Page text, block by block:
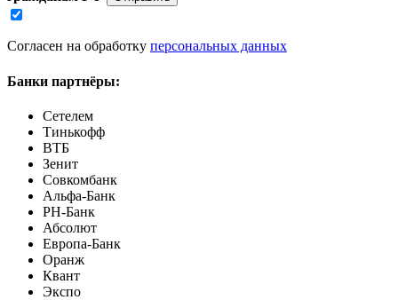
Согласен на обработку персональных данных
Банки партнёры:
Сетелем
Тинькофф
ВТБ
Зенит
Совкомбанк
Альфа-Банк
РН-Банк
Абсолют
Европа-Банк
Оранж
Квант
Экспо